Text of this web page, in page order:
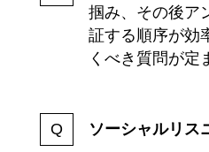
掴み、その後ア
証する順序が効
くべき質問が定
ソーシャルリス